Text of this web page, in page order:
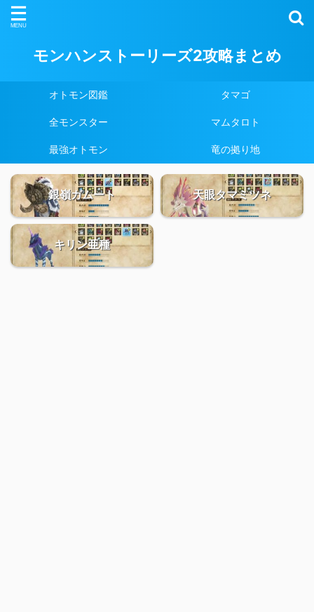
モンハンストーリーズ2攻略まとめ
オトモン図鑑 タマゴ
全モンスター マムタロト
最強オトモン 竜の拠り地
銀嶺ガムート 天眼タマミツネ
キリン亜種